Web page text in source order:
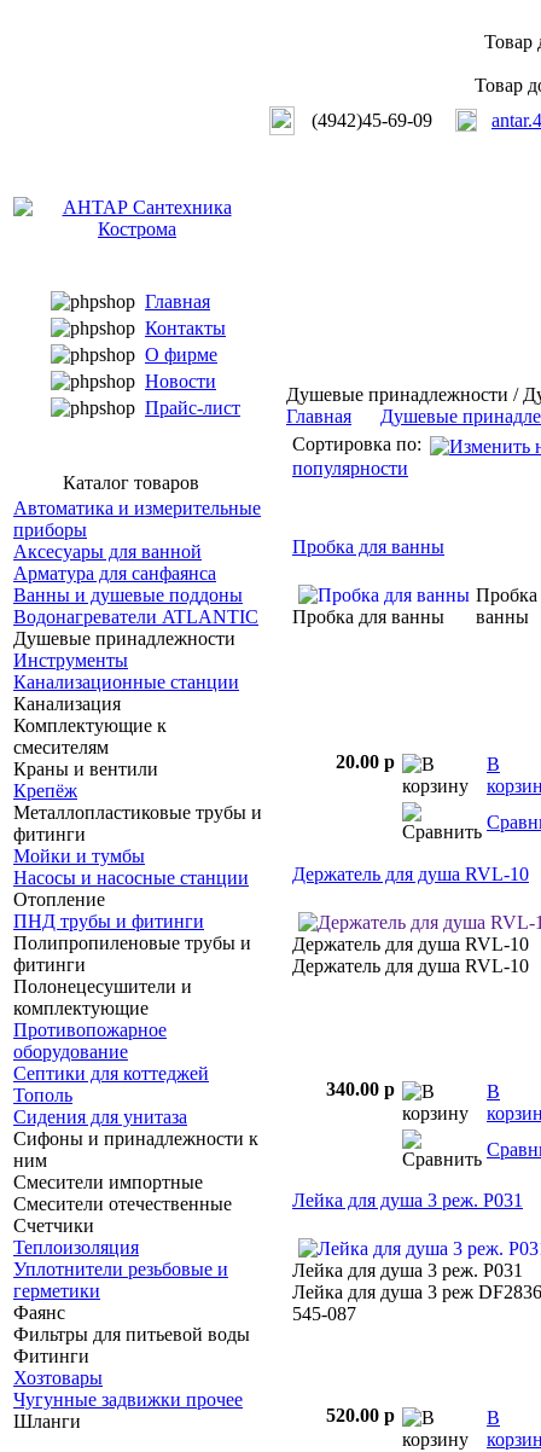
Товар
Товар
(4942)45-69-09
Главная
Контакты
О фирме
Новости
Прайс-лист
Каталог товаров
Автоматика и измерительные
приборы
Аксесуары для ванной
Арматура для санфаянса
Ванны и душевые поддоны
Водонагреватели ATLANTIC
Душевые принадлежности
Инструменты
Канализационные станции
Канализация
Комплектующие к
смесителям
Краны и вентили
Крепёж
Металлопластиковые трубы и
фитинги
Мойки и тумбы
Насосы и насосные станции
Отопление
ПНД трубы и фитинги
Полипропиленовые трубы и
фитинги
Полонецесушители и
комплектующие
Противопожарное
оборудование
Септики для коттеджей
Тополь
Сидения для унитаза
Сифоны и принадлежности к
ним
Смесители импортные
Смесители отечественные
Счетчики
Теплоизоляция
Уплотнители резьбовые и
герметики
Фаянс
Фильтры для питьевой воды
Фитинги
Хозтовары
Чугунные задвижки прочее
Шланги
Душевые принадлежности /
Главная
Душевые
Сортировка по:
популярности
Пробка для ванны
Пробка для ванны
Пробка
ванны
20.00 p
В
Держатель для душа RVL-10
Держатель для душа RVL-10
Держатель для душа RVL-10
340.00 p
В
Лейка для душа 3 реж. Р031
Лейка для душа 3 реж. Р031
Лейка для душа 3 реж DF2836
545-087
520.00 p
В